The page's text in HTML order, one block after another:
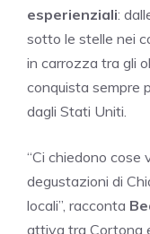
esperienziali:
sotto le stelle nei
in carrozza tra gli
conquista sempre
dagli Stati Uniti.
“Ci chiedono cose
degustazioni di
locali”, racconta
attiva tra Cortona